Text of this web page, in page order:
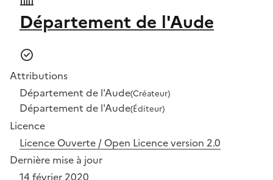
Département de l'Aude
Attributions
Département de l'Aude(Créateur)
Département de l'Aude(Éditeur)
Licence
Licence Ouverte / Open Licence version 2.0
Dernière mise à jour
14 février 2020